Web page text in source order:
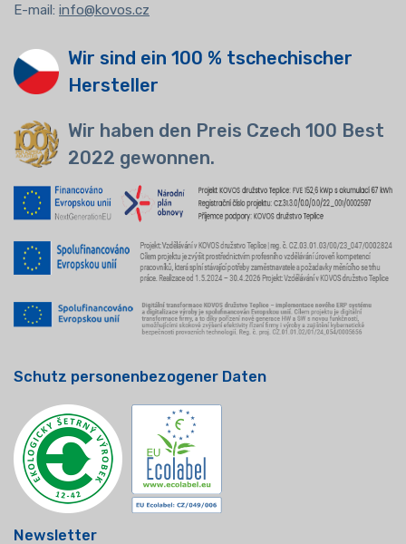
E-mail: info@kovos.cz
Wir sind ein 100 % tschechischer
Hersteller
Wir haben den Preis Czech 100 Best
2022 gewonnen.
Schutz personenbezogener Daten
Newsletter